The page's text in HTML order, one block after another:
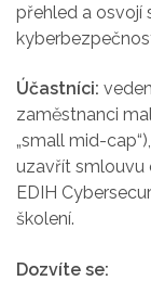
přehled a osvojí
Účastníci:
zaměstnanci
„small mid-
uzavřít smlouvu
EDIH
školení.
Dozvíte se: